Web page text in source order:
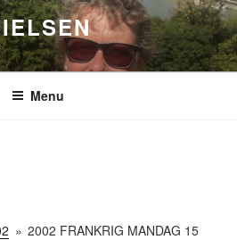
Menu
» 2002 FRANKRIG MANDAG 15